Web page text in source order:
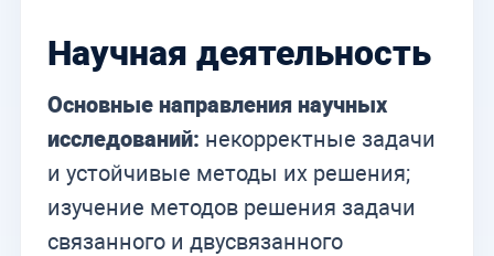
Научная деятельность
Основные направления научных
исследований: некорректные задачи
и устойчивые методы их решения;
изучение методов решения задачи
связанного и двусвязанного